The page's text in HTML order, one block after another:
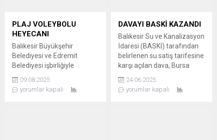
PLAJ VOLEYBOLU
HEYECANI
Balıkesir Büyükşehir
Belediyesi ve Edremit
Belediyesi işbirliğiyle
Halk Turnuvası” Altınoluk’ta
başladı. PLAJLAR SPORLA
09.08.2025
yorumlar kapalı
DAVAYI BASKİ KAZANDI
Balıkesir Su ve Kanalizasyon
İdaresi (BASKİ) tarafından
belirlenen su satış tarifesine
karşı açılan dava, Bursa
tarafından BASKİ lehine
sonuçlandı. YARGI, SU
24.06.2025
yorumlar kapalı